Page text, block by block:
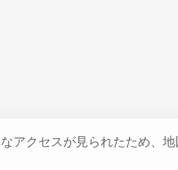
アクセスが見られたため、